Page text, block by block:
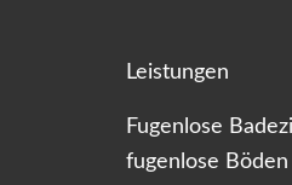
Leistungen
Fugenlose
fugenlose Böden